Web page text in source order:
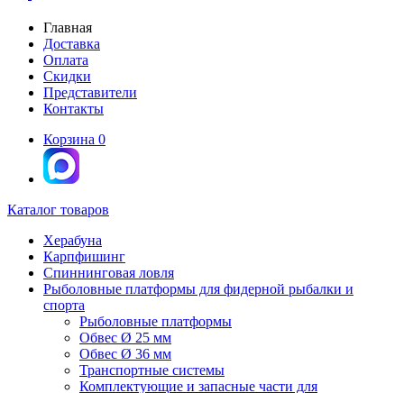
Главная
Доставка
Оплата
Скидки
Представители
Контакты
Корзина 0
Каталог товаров
Херабуна
Карпфишинг
Спиннинговая ловля
Рыболовные платформы для фидерной рыбалки и
спорта
Рыболовные платформы
Обвес Ø 25 мм
Обвес Ø 36 мм
Транспортные системы
Комплектующие и запасные части для